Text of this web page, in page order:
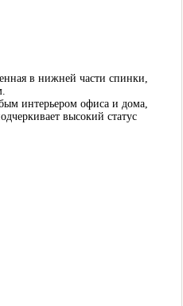
в нижней части спинки,
интерьером офиса и дома,
высокий статус